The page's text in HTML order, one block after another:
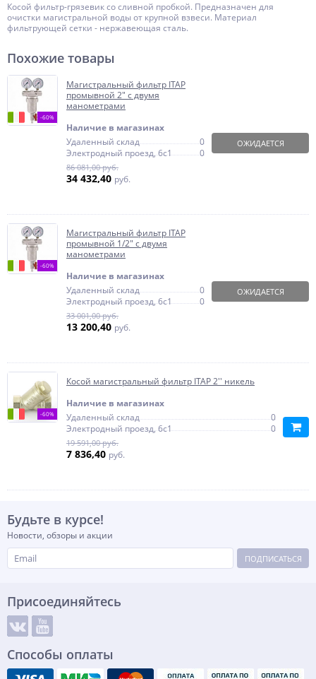
Косой фильтр-грязевик со сливной пробкой. Предназначен для
очистки магистральной воды от крупной взвеси. Материал
фильтрующей сетки - нержавеющая сталь.
Похожие товары
-60%
Магистральный фильтр ITAP
промывной 2" с двумя
манометрами
Наличие в магазинах
Удаленный склад
0
Электродный проезд, 6с1
0
86 081,00 руб.
34 432,40 руб.
ОЖИДАЕТСЯ
-60%
Магистральный фильтр ITAP
промывной 1/2" с двумя
манометрами
Наличие в магазинах
Удаленный склад
0
Электродный проезд, 6с1
0
33 001,00 руб.
13 200,40 руб.
ОЖИДАЕТСЯ
-60%
Косой магистральный фильтр ITAP 2'' никель
Наличие в магазинах
Удаленный склад
0
Электродный проезд, 6с1
0
19 591,00 руб.
7 836,40 руб.
Будьте в курсе!
Новости, обзоры и акции
ПОДПИСАТЬСЯ
Присоединяйтесь
Способы оплаты